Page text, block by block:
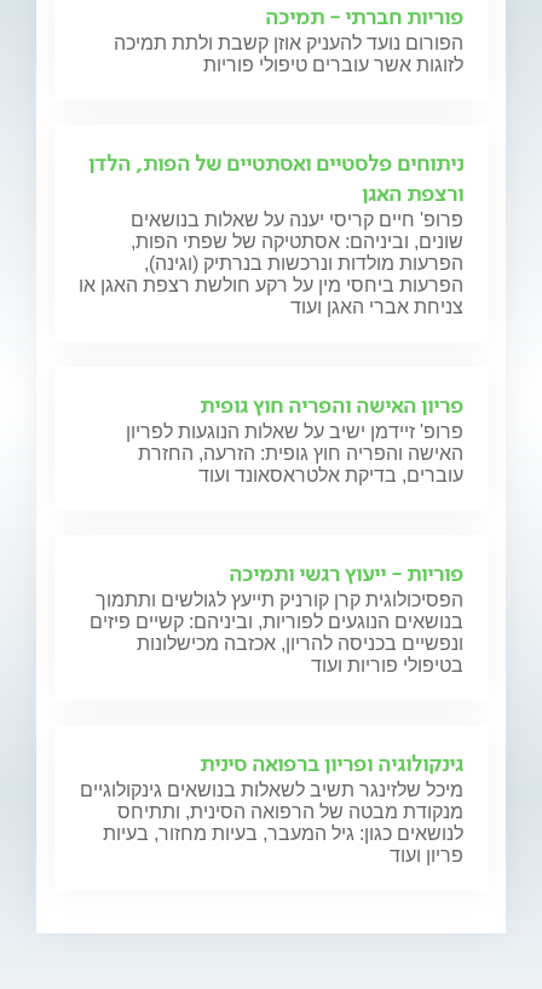
פוריות חברתי - תמיכה
הפורום נועד להעניק אוזן קשבת ולתת תמיכה
לזוגות אשר עוברים טיפולי פוריות
ניתוחים פלסטיים ואסתטיים של הפות, הלדן
ורצפת האגן
פרופ' חיים קריסי יענה על שאלות בנושאים
שונים, וביניהם: אסתטיקה של שפתי הפות,
הפרעות מולדות ונרכשות בנרתיק (וגינה),
הפרעות ביחסי מין על רקע חולשת רצפת האגן או
צניחת אברי האגן ועוד
פריון האישה והפריה חוץ גופית
פרופ' זיידמן ישיב על שאלות הנוגעות לפריון
האישה והפריה חוץ גופית: הזרעה, החזרת
עוברים, בדיקת אלטראסאונד ועוד
פוריות - ייעוץ רגשי ותמיכה
הפסיכולוגית קרן קורניק תייעץ לגולשים ותתמוך
בנושאים הנוגעים לפוריות, וביניהם: קשיים פיזים
ונפשיים בכניסה להריון, אכזבה מכישלונות
בטיפולי פוריות ועוד
גינקולוגיה ופריון ברפואה סינית
מיכל שלזינגר תשיב לשאלות בנושאים גינקולוגיים
מנקודת מבטה של הרפואה הסינית, ותתיחס
לנושאים כגון: גיל המעבר, בעיות מחזור, בעיות
פריון ועוד